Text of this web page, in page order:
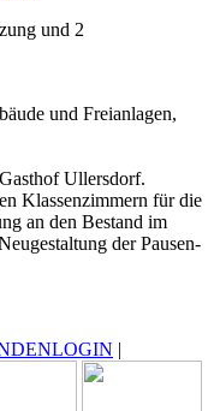
und 2
und Freianlagen,
Ullersdorf.
Klassenzimmern für die
an den Bestand im
der Pausen-
|